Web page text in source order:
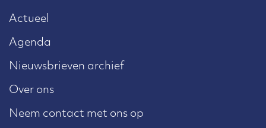
Actueel
Agenda
Nieuwsbrieven archief
Over ons
Neem contact met ons op